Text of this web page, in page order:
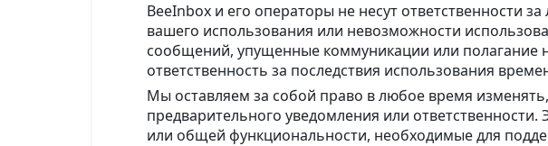
BeeInbox и его операторы не несут ответственности
вашего использования или невозможности
сообщений, упущенные коммуникации или полагание
ответственность за последствия использования
Мы оставляем за собой право в любое время
предварительного уведомления или
или общей функциональности, необходимые для